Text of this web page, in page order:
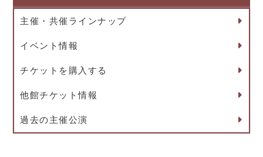
主催・共催ラインナップ
イベント情報
チケットを購入する
他館チケット情報
過去の主催公演